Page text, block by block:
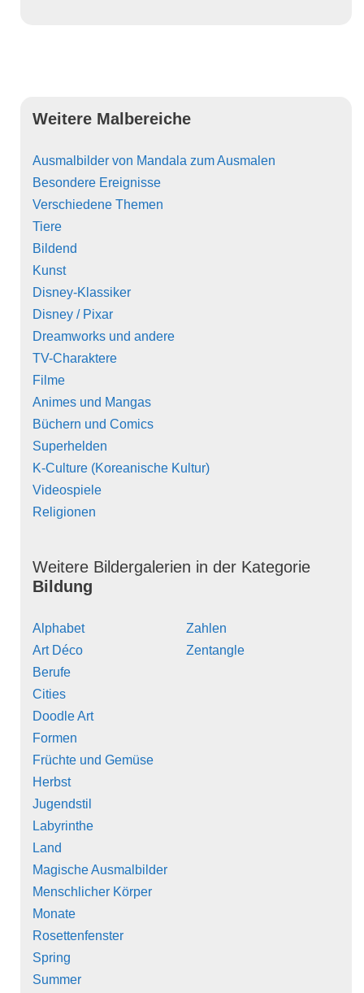
Weitere Malbereiche
Ausmalbilder von Mandala zum Ausmalen
Besondere Ereignisse
Verschiedene Themen
Tiere
Bildend
Kunst
Disney-Klassiker
Disney / Pixar
Dreamworks und andere
TV-Charaktere
Filme
Animes und Mangas
Büchern und Comics
Superhelden
K-Culture (Koreanische Kultur)
Videospiele
Religionen
Weitere Bildergalerien in der Kategorie
Bildung
Alphabet
Art Déco
Berufe
Cities
Doodle Art
Formen
Früchte und Gemüse
Herbst
Jugendstil
Labyrinthe
Land
Magische Ausmalbilder
Menschlicher Körper
Monate
Rosettenfenster
Spring
Summer
Zahlen
Zentangle